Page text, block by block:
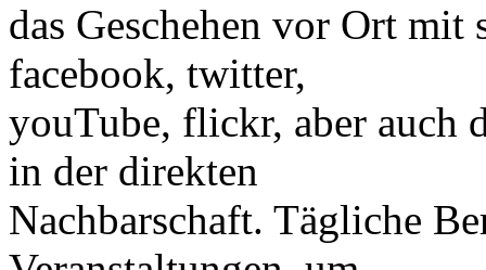
das Geschehen vor Ort
facebook, twitter,
youTube, flickr, aber auch
in der direkten
Nachbarschaft. Tägliche